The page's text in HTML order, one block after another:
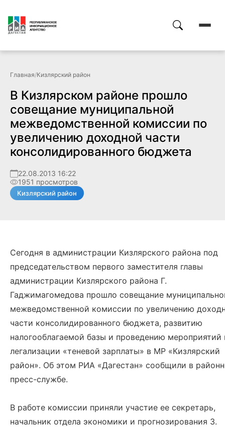
Главная/Кизлярский район
В Кизлярском районе прошло
совещание муниципальной
межведомственной комиссии по
увеличению доходной части
консолидированного бюджета
22.08.2013 16:22
1951 просмотров
Кизлярский район
Сегодня в администрации Кизлярского района под
председательством первого заместителя главы
администрации Кизлярского района Г.
Гаджимагомедова прошло совещание
межведомственной комиссии по увеличению
части консолидированного бюджета, развитию
налогооблагаемой базы и проведению мероприятий
легализации «теневой зарплаты» в МР «Кизлярский
район». Об этом РИА «Дагестан» сообщили в
пресс-службе.
В работе комиссии приняли участие ее секретарь,
начальник отдела экономики и прогнозирования З.